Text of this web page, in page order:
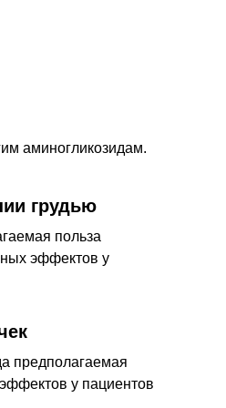
аминогликозидам.
грудью
польза
эффектов у
предполагаемая
у пациентов